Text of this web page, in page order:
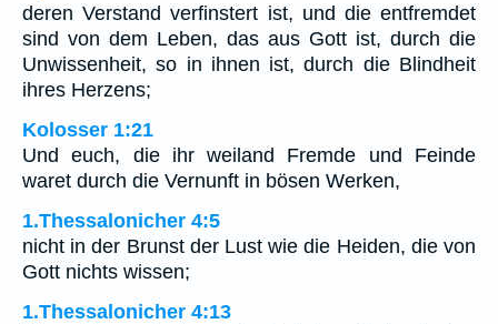
deren Verstand verfinstert ist, und die entfremdet
sind von dem Leben, das aus Gott ist, durch die
Unwissenheit, so in ihnen ist, durch die Blindheit
ihres Herzens;
Kolosser 1:21
Und euch, die ihr weiland Fremde und Feinde
waret durch die Vernunft in bösen Werken,
1.Thessalonicher 4:5
nicht in der Brunst der Lust wie die Heiden, die von
Gott nichts wissen;
1.Thessalonicher 4:13